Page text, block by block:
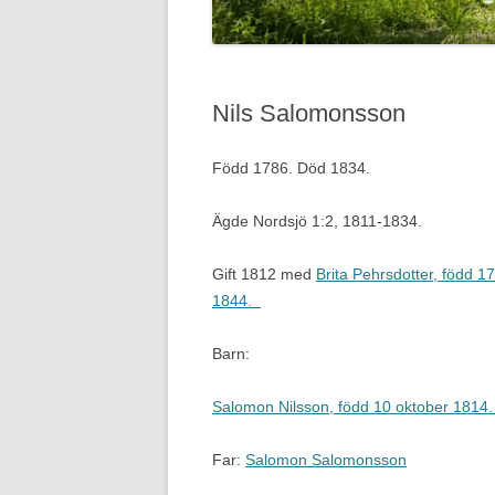
Nils Salomonsson
Född 1786. Död 1834.
Ägde Nordsjö 1:2, 1811-1834.
Gift 1812 med Brita Pehrsdotter, född
1844.
Barn:
Salomon Nilsson, född 10 oktober
Far: Salomon Salomonsson